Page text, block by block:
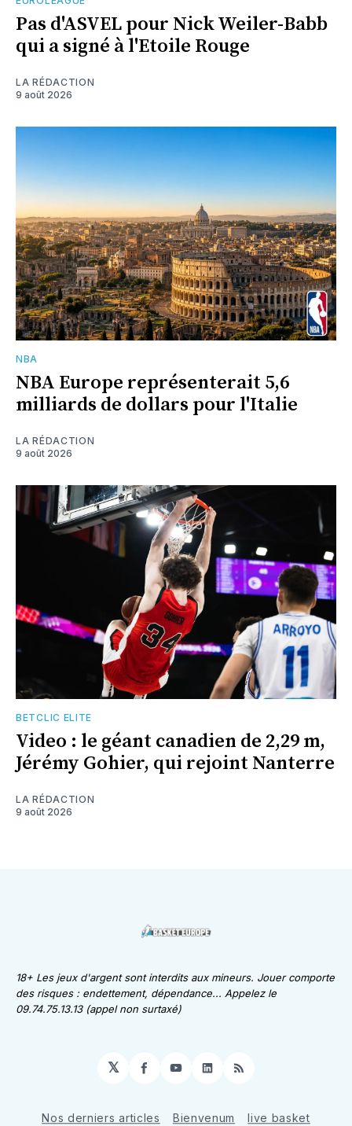
Pas d'ASVEL pour Nick Weiler-Babb
qui a signé à l'Etoile Rouge
LA RÉDACTION
9 août 2026
NBA
NBA Europe représenterait 5,6
milliards de dollars pour l'Italie
LA RÉDACTION
9 août 2026
BETCLIC ELITE
Video : le géant canadien de 2,29 m,
Jérémy Gohier, qui rejoint Nanterre
LA RÉDACTION
9 août 2026
18+ Les jeux d'argent sont interdits aux mineurs. Jouer comporte
des risques : endettement, dépendance... Appelez le
09.74.75.13.13 (appel non surtaxé)
𝕏 Facebook
YouTube
LinkedIn
RSS
Nos derniers articles Bienvenum live basket